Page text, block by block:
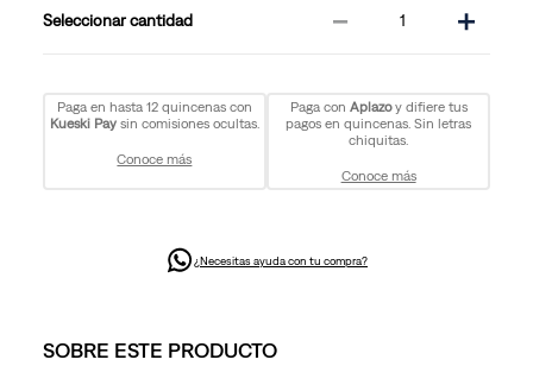
cantidad ＋
－
Paga en hasta 12 quincenas con
Kueski Paysin comisiones ocultas.
Conoce más
Paga con Aplazoy difiere tus
pagos en quincenas. Sin letras
chiquitas.
Conoce más
¿Necesitas ayuda con tu compra?
SOBRE ESTE PRODUCTO